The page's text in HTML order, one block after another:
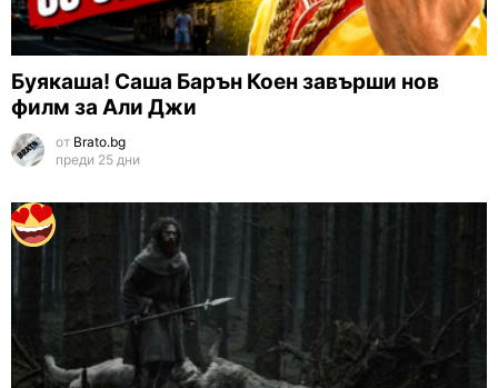
Буякаша! Саша Барън Коен завърши нов
филм за Али Джи
от Brato.bg
преди 25 дни